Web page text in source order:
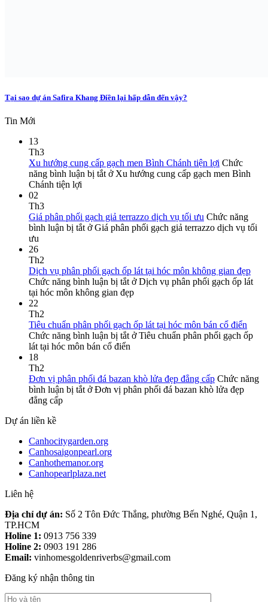
Tại sao dự án Safira Khang Điền lại hấp dẫn đến vậy?
Tin Mới
13
Th3
Xu hướng cung cấp gạch men Bình Chánh tiện lợi Chức
năng bình luận bị tắt ở Xu hướng cung cấp gạch men Bình
Chánh tiện lợi
02
Th3
Giá phân phối gạch giả terrazzo dịch vụ tối ưu Chức năng
bình luận bị tắt ở Giá phân phối gạch giả terrazzo dịch vụ tối
ưu
26
Th2
Dịch vụ phân phối gạch ốp lát tại hóc môn không gian đẹp
Chức năng bình luận bị tắt ở Dịch vụ phân phối gạch ốp lát
tại hóc môn không gian đẹp
22
Th2
Tiêu chuẩn phân phối gạch ốp lát tại hóc môn bán cổ điển
Chức năng bình luận bị tắt ở Tiêu chuẩn phân phối gạch ốp
lát tại hóc môn bán cổ điển
18
Th2
Đơn vị phân phối đá bazan khò lửa đẹp đẳng cấp Chức năng
bình luận bị tắt ở Đơn vị phân phối đá bazan khò lửa đẹp
đẳng cấp
Dự án liền kề
Canhocitygarden.org
Canhosaigonpearl.org
Canhothemanor.org
Canhopearlplaza.net
Liên hệ
Địa chỉ dự án: Số 2 Tôn Đức Thắng, phường Bến Nghé, Quận 1,
TP.HCM
Holine 1: 0913 756 339
Holine 2: 0903 191 286
Email: vinhomesgoldenriverbs@gmail.com
Đăng ký nhận thông tin